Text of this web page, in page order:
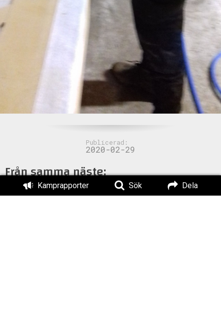
Kamprapporter Sök Dela
Publicerad:
2020-02-29
Från samma näste: